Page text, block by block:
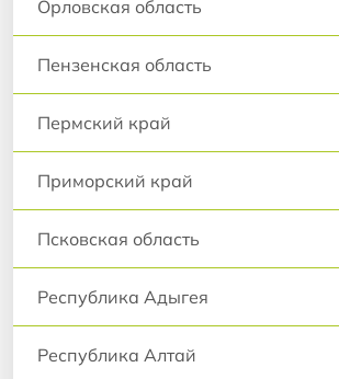
Орловская область
Пензенская область
Пермский край
Приморский край
Псковская область
Республика Адыгея
Республика Алтай